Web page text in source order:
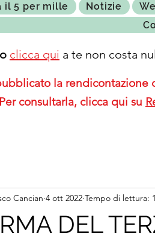
il 5 per mille Notizie
clicca qui a te non costa
la
consultarla, clicca qui su
DEL
Cancian 4 ott 2022 Tempo di lettura: